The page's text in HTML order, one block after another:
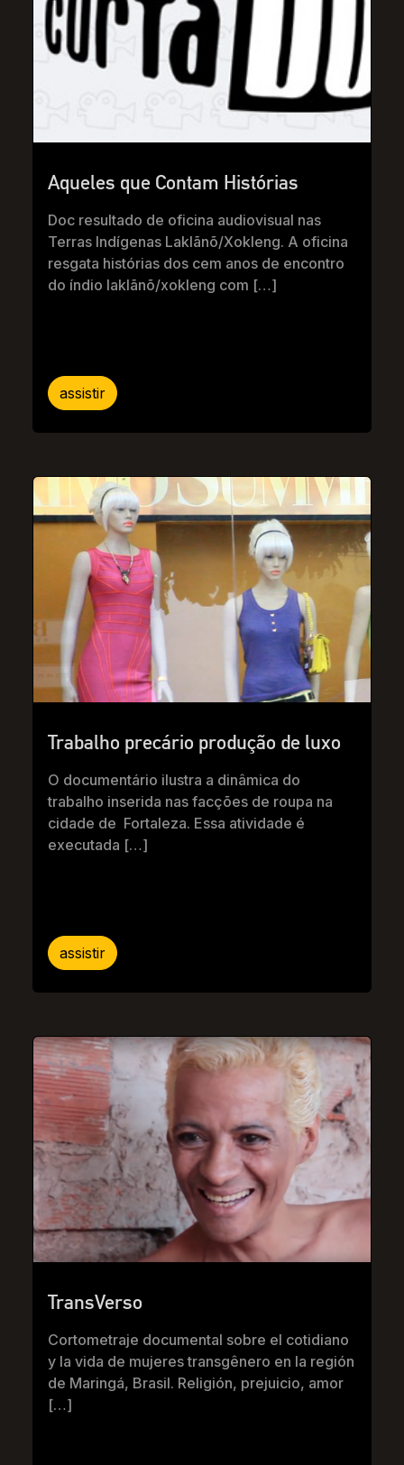
Aqueles que Contam Histórias
Doc resultado de oficina audiovisual nas
Terras Indígenas Laklãnõ/Xokleng. A oficina
resgata histórias dos cem anos de encontro
do índio laklãnõ/xokleng com […]
assistir
Trabalho precário produção de luxo
O documentário ilustra a dinâmica do
trabalho inserida nas facções de roupa na
cidade de Fortaleza. Essa atividade é
executada […]
assistir
TransVerso
Cortometraje documental sobre el cotidiano
y la vida de mujeres transgênero en la región
de Maringá, Brasil. Religión, prejuicio, amor
[…]